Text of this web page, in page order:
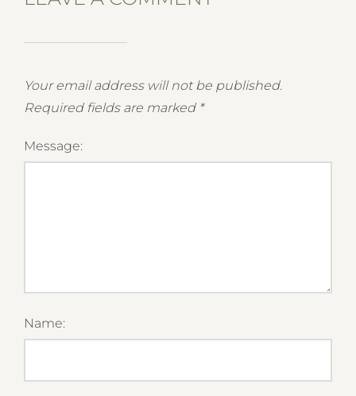
Your email address will not be published.
Required fields are marked *
Message:
Name: